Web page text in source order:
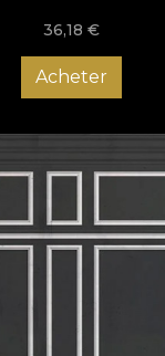
36,18 €
Acheter